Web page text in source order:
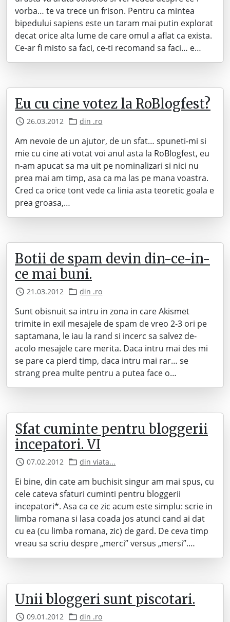
vorba… te va trece un frison. Pentru ca mintea
bipedului sapiens este un taram mai putin explorat
decat orice alta lume de care omul a aflat ca exista.
Ce-ar fi misto sa faci, ce-ti recomand sa faci… e…
Eu cu cine votez la RoBlogfest?
26.03.2012 din .ro
Am nevoie de un ajutor, de un sfat… spuneti-mi si
mie cu cine ati votat voi anul asta la RoBlogfest, eu
n-am apucat sa ma uit pe nominalizari si nici nu
prea mai am timp, asa ca ma las pe mana voastra.
Cred ca orice tont vede ca linia asta teoretic goala e
prea groasa,…
Botii de spam devin din-ce-in-
ce mai buni.
21.03.2012 din .ro
Sunt obisnuit sa intru in zona in care Akismet
trimite in exil mesajele de spam de vreo 2-3 ori pe
saptamana, le iau la rand si incerc sa salvez de-
acolo mesajele care merita. Daca intru mai des mi
se pare ca pierd timp, daca intru mai rar… se
strang prea multe pentru a putea face o…
Sfat cuminte pentru bloggerii
incepatori. VI
07.02.2012 din viata...
Ei bine, din cate am buchisit singur am mai spus, cu
cele cateva sfaturi cuminti pentru bloggerii
incepatori*. Asa ca ce zic acum este simplu: scrie in
limba romana si lasa coada jos atunci cand ai dat
cu ea (cu limba romana, zic) de gard. De ceva timp
vreau sa scriu despre „merci” versus „mersi”.…
Unii bloggeri sunt piscotari.
09.01.2012 din .ro